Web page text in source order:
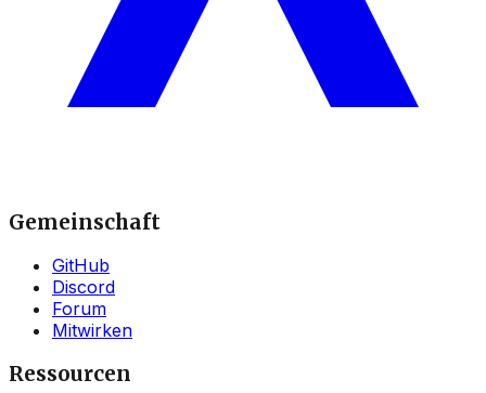
Gemeinschaft
GitHub
Discord
Forum
Mitwirken
Ressourcen